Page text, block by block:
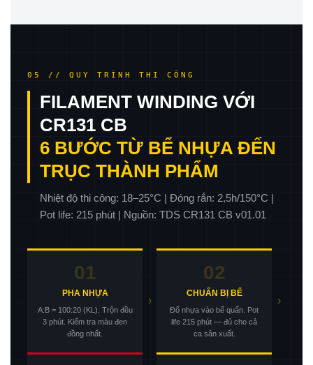
05 // QUY TRÌNH THI CÔNG
FILAMENT WINDING VỚI
CR131 CB
6 BƯỚC TỪ BỂ NHỰA ĐẾN
TRỤC THÀNH PHẨM
Nhiệt độ thi công: 18–25°C | Đóng rắn: 2,5h/150°C |
Pot life: 215 phút | Nguồn: TDS CR131 CB v01.01
01
PHA NHỰA
A:B = 100:20 (KL). Trộn đều
3 phút. Kiểm tra màu đen
đồng nhất.
›
02
CHUẨN BỊ BỂ
Đổ nhựa vào bể quấn. Pot
life 215 phút — đủ cho cả
ca sản xuất.
›